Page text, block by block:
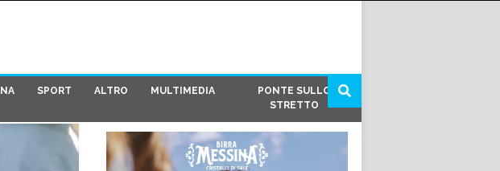
SPORT ALTRO MULTIMEDIA
PONTE SULLO
STRETTO